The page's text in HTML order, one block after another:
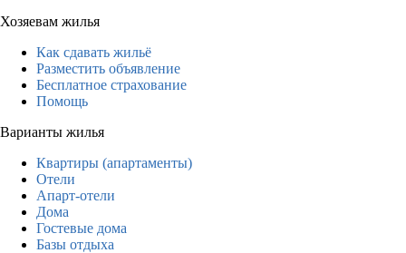
Хозяевам жилья
Как сдавать жильё
Разместить объявление
Бесплатное страхование
Помощь
Варианты жилья
Квартиры (апартаменты)
Отели
Апарт-отели
Дома
Гостевые дома
Базы отдыха